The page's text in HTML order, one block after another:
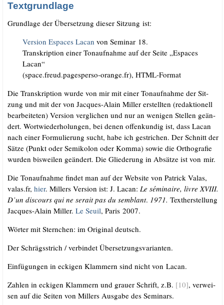
Textgrundlage
Grund­la­ge der Über­set­zung die­ser Sit­zung ist:
Ver­si­on Espaces Lacan von Semi­nar 18.
Tran­skrip­ti­on einer Ton­auf­nah­me auf der Sei­te „Espaces
Lacan“
(space​.freud​.pages​per​so​-oran​ge​.fr), HTML-Format
Die Tran­skrip­ti­on wur­de von mir mit einer Ton­auf­nah­me der Sit­
zung und mit der von Jac­ques-Alain Mil­ler erstell­ten (redak­tio­nell
bear­bei­te­ten) Ver­si­on ver­gli­chen und nur an weni­gen Stel­len geän­
dert. Wort­wie­der­ho­lun­gen, bei denen offen­kun­dig ist, dass Lacan
nach einer For­mu­lie­rung sucht, habe ich gestri­chen. Der Schnitt der
Sät­ze (Punkt oder Semi­ko­lon oder Kom­ma) sowie die Ortho­gra­fie
wur­den bis­wei­len geän­dert. Die Glie­de­rung in Absät­ze ist von mir.
Die Ton­auf­nah­me fin­det man auf der Web­site von Patrick Valas,
valas​.fr, hier. Mil­lers Ver­si­on ist: J. Lacan: Le sémi­n­aire, liv­re XVIII.
D’un dis­cours qui ne serait pas du sem­blant. 1971. Text­her­stel­lung
Jac­ques-Alain Mil­ler. Le Seuil, Paris 2007.
Wör­ter mit Stern­chen: im Ori­gi­nal deutsch.
Der Schrägs­strich /​ ver­bin­det Übersetzungsvarianten.
Ein­fü­gun­gen in ecki­gen Klam­mern sind nicht von Lacan.
Zah­len in ecki­gen Klam­mern und grau­er Schrift, z.B. [10], ver­wei­
sen auf die Sei­ten von Mil­lers Aus­ga­be des Seminars.